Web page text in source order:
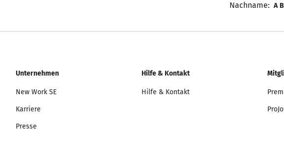
Nachname: A B
Unternehmen
New Work SE
Karriere
Presse
Hilfe & Kontakt
Hilfe & Kontakt